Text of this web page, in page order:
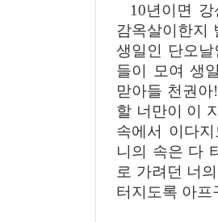
10년이면 강
감옥살이한지
생일인 단오
들이 모여 생
맏아들 천권
할 너만이 이
속에서 이다
니의 속은 다
로 가려던 너
터지도록 아프